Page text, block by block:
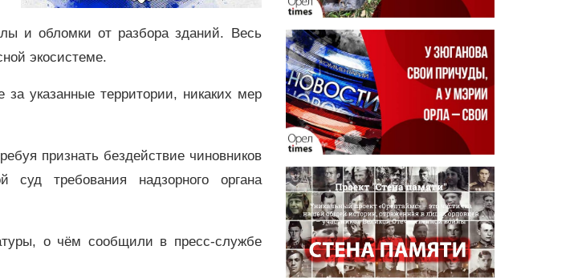
и обломки от разбора зданий. Весь
экосистеме.
указанные территории, никаких мер
признать бездействие чиновников
суд требования надзорного органа
о чём сообщили в пресс-службе